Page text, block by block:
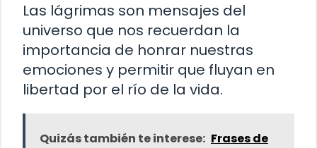
Las lágrimas son mensajes del
universo que nos recuerdan la
importancia de honrar nuestras
emociones y permitir que fluyan en
libertad por el río de la vida.
Quizás también te interese: Frases de